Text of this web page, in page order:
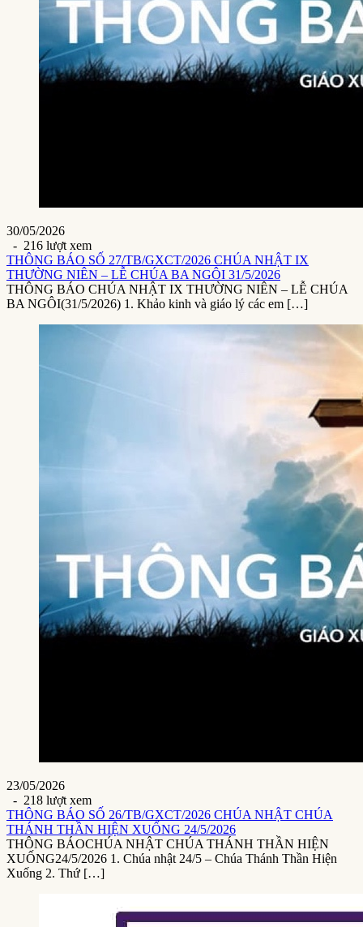
30/05/2026
- 216 lượt xem
THÔNG BÁO SỐ 27/TB/GXCT/2026 CHÚA NHẬT IX
THƯỜNG NIÊN – LỄ CHÚA BA NGÔI 31/5/2026
THÔNG BÁO CHÚA NHẬT IX THƯỜNG NIÊN – LỄ CHÚA
BA NGÔI(31/5/2026) 1. Khảo kinh và giáo lý các em […]
23/05/2026
- 218 lượt xem
THÔNG BÁO SỐ 26/TB/GXCT/2026 CHÚA NHẬT CHÚA
THÁNH THẦN HIỆN XUỐNG 24/5/2026
THÔNG BÁOCHÚA NHẬT CHÚA THÁNH THẦN HIỆN
XUỐNG24/5/2026 1. Chúa nhật 24/5 – Chúa Thánh Thần Hiện
Xuống 2. Thứ […]